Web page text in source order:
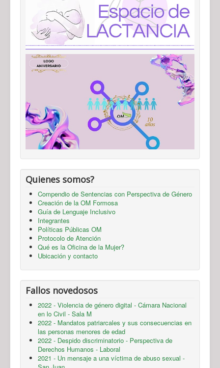
Quienes somos?
Compendio de Sentencias con Perspectiva de Género
Creación de la OM Formosa
Guía de Lenguaje Inclusivo
Integrantes
Políticas Públicas OM
Protocolo de Atención
Qué es la Oficina de la Mujer?
Ubicación y contacto
Fallos novedosos
2022 - Violencia de género digital - Cámara Nacional
en lo Civil - Sala M
2022 - Mandatos patriarcales y sus consecuencias en
las personas menores de edad
2022 - Despido discriminatorio - Perspectiva de
Derechos Humanos - Laboral
2021 - Un mensaje a una víctima de abuso sexual -